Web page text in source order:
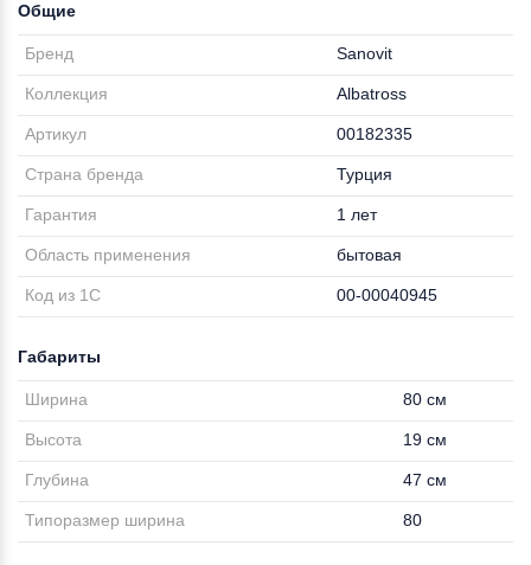
Общие
Бренд Sanovit
Коллекция Albatross
Артикул 00182335
Страна бренда Турция
Гарантия 1 лет
Область применения бытовая
Код из 1С 00-00040945
Габариты
Ширина 80 см
Высота 19 см
Глубина 47 см
Типоразмер ширина 80